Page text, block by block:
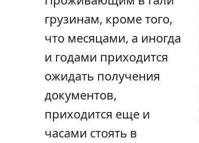
грузинам, кроме того,
что месяцами, а иногда
и годами приходится
ожидать получения
документов,
приходится еще и
часами стоять в